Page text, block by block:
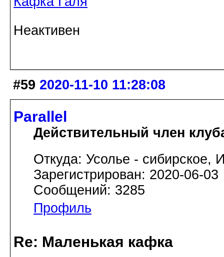
Неактивен
#59 2020-11-10 11:28:08
Parallel
Действительный член
Откуда: Усолье - сибирское,
Зарегистрирован: 2020-06-03
Сообщений: 3285
Профиль
Re: Маленькая кафка